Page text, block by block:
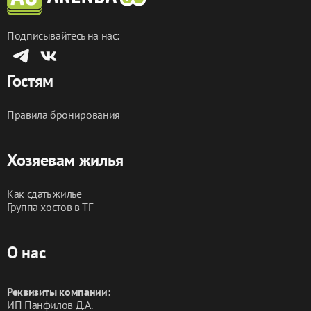
Выезд до 12:00 🕛
Забронируйте прямо сейчас и убедитесь сами,
насколько комфортно может быть ваше пребывание
в нашем уютном уголке!
Подписывайтесь на нас:
Гостям
Правила бронирования
Хозяевам жилья
Как сдать жилье
Группа хостов в ТГ
О нас
Реквизиты компании:
ИП Панфилов Д.А.